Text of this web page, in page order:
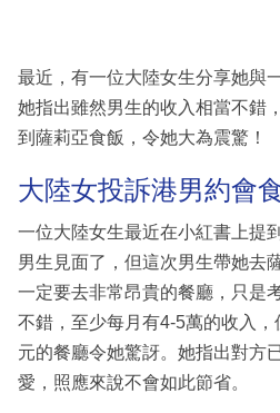
最近，有一位大陸女生分享她與
她指出雖然男生的收入相當不錯
到薩莉亞食飯，令她大為震驚！
大陸女投訴港男約會
一位大陸女生最近在小紅書上提
男生見面了，但這次男生帶她去
一定要去非常昂貴的餐廳，只是
不錯，至少每月有4-5萬的收入
元的餐廳令她驚訝。她指出對方
愛，照應來說不會如此節省。